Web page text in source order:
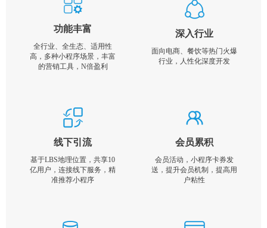
功能丰富
全行业、全生态、适用性
高，多种小程序场景，丰富
的营销工具，N倍盈利
深入行业
面向电商、餐饮等热门火爆
行业，人性化深度开发
线下引流
基于LBS地理位置，共享10
亿用户，连接线下服务，精
准推荐小程序
会员累积
会员活动，小程序卡券发
送，提升会员机制，提高用
户粘性